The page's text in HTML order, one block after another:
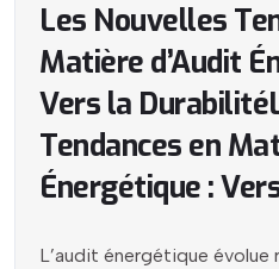
Les Nouvelles
Matière d’Audit
Vers la
Tendances en
Énergétique :
L’audit énergétique évolue